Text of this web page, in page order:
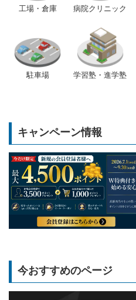
工場・倉庫 病院クリニック
駐車場 学習塾・進学塾
キャンペーン情報
今おすすめのページ